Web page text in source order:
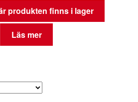
produkten finns i lager
Läs mer